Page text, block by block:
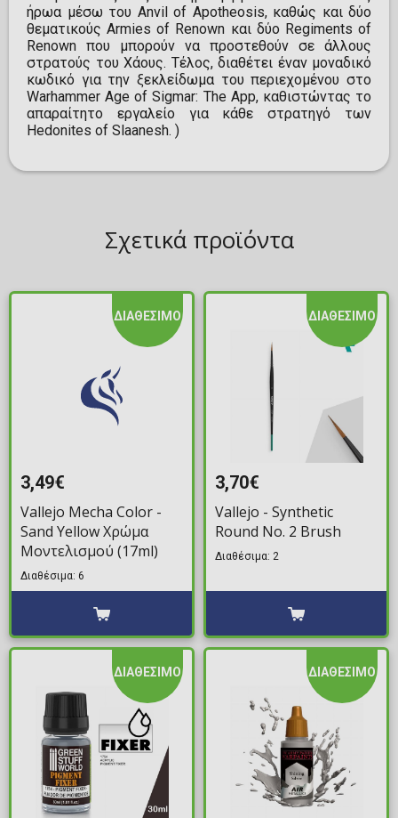
ήρωα μέσω του Anvil of Apotheosis, καθώς και δύο
θεματικούς Armies of Renown και δύο Regiments of
Renown που μπορούν να προστεθούν σε άλλους
στρατούς του Χάους. Τέλος, διαθέτει έναν μοναδικό
κωδικό για την ξεκλείδωμα του περιεχομένου στο
Warhammer Age of Sigmar: The App, καθιστώντας το
απαραίτητο εργαλείο για κάθε στρατηγό των
Hedonites of Slaanesh. )
Σχετικά προϊόντα
ΔΙΑΘΕΣΙΜΟ
3,49€
Vallejo Mecha Color -
Sand Yellow Χρώμα
Μοντελισμού (17ml)
Διαθέσιμα: 6
ΔΙΑΘΕΣΙΜΟ
3,70€
Vallejo - Synthetic
Round No. 2 Brush
Διαθέσιμα: 2
ΔΙΑΘΕΣΙΜΟ ΔΙΑΘΕΣΙΜΟ